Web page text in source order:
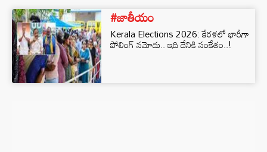
#జాతీయం
Kerala Elections 2026: కేరళలో భారీగా
పోలింగ్ నమోదు.. ఇది దేనికి సంకేతం..!